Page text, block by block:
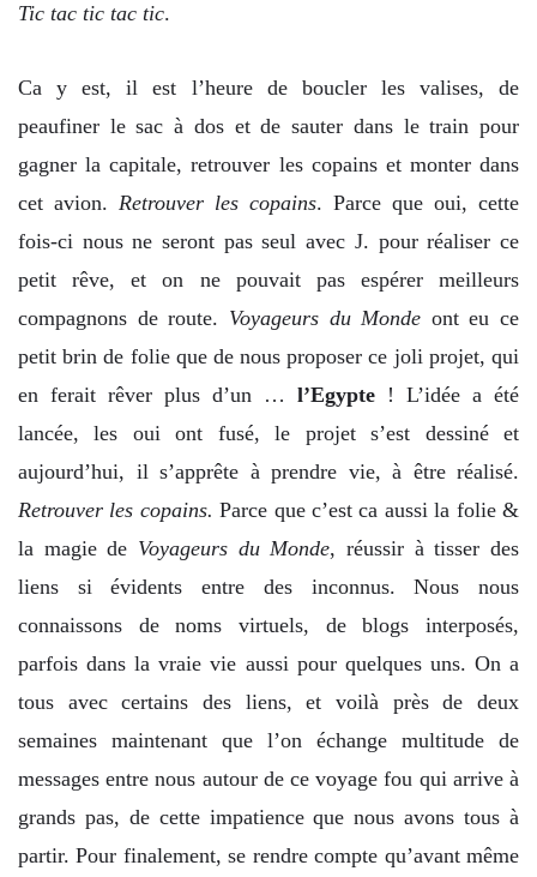
Tic tac tic tac tic.
Ca y est, il est l’heure de boucler les valises, de
peaufiner le sac à dos et de sauter dans le train pour
gagner la capitale, retrouver les copains et monter dans
cet avion. Retrouver les copains. Parce que oui, cette
fois-ci nous ne seront pas seul avec J. pour réaliser ce
petit rêve, et on ne pouvait pas espérer meilleurs
compagnons de route. Voyageurs du Monde ont eu ce
petit brin de folie que de nous proposer ce joli projet, qui
en ferait rêver plus d’un … l’Egypte ! L’idée a été
lancée, les oui ont fusé, le projet s’est dessiné et
aujourd’hui, il s’apprête à prendre vie, à être réalisé.
Retrouver les copains. Parce que c’est ca aussi la folie &
la magie de Voyageurs du Monde, réussir à tisser des
liens si évidents entre des inconnus. Nous nous
connaissons de noms virtuels, de blogs interposés,
parfois dans la vraie vie aussi pour quelques uns. On a
tous avec certains des liens, et voilà près de deux
semaines maintenant que l’on échange multitude de
messages entre nous autour de ce voyage fou qui arrive à
grands pas, de cette impatience que nous avons tous à
partir. Pour finalement, se rendre compte qu’avant même